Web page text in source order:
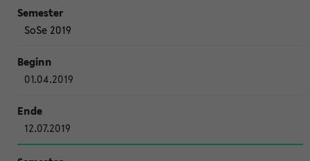
SoSe 2019
01.04.2019
12.07.2019